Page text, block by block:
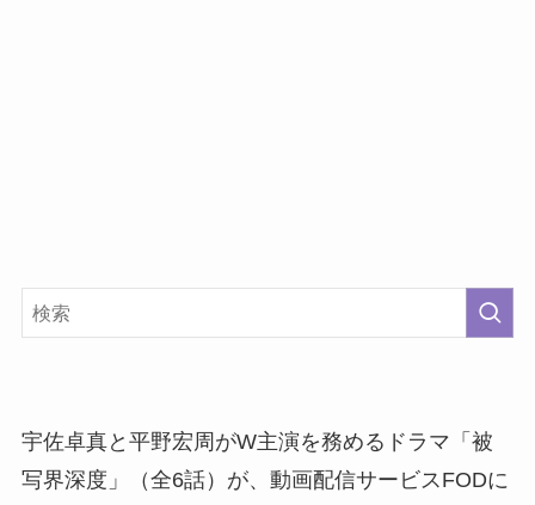
宇佐卓真と平野宏周がW主演を務めるドラマ「被
写界深度」（全6話）が、動画配信サービスFODに